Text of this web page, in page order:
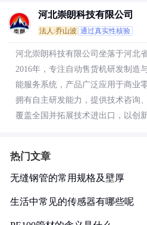
河北崇朗科技有限公司
法人:乔山波 通过真实性核验
河北崇朗科技有限公司坐落于河北
2016年，专注自动售货机研发制造
能服务系统，产品广泛应用于商业
拥有自主研发能力，提供技术咨询
覆盖全国并拓展技术进出口，以创
热门文章
无缝钢管的常用规格及壁厚
生活中常见的传感器有哪些呢